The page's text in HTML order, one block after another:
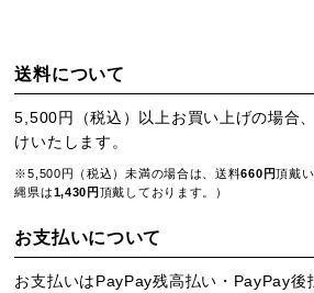
送料について
5,500円（税込）以上お買い上げの場合
けいたします。
※5,500円（税込）未満の場合は、送料660円頂戴
縄県は1,430円 頂戴しております。）
お支払いについて
お支払いはPayPay残高払い・PayPay後